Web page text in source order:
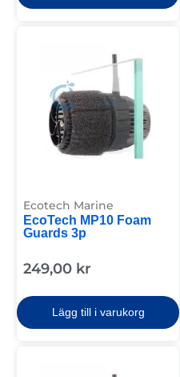
EcoTech MP10 Foam
Guards 3p
249,00 kr
Lägg till i varukorg
Ecotech Marine